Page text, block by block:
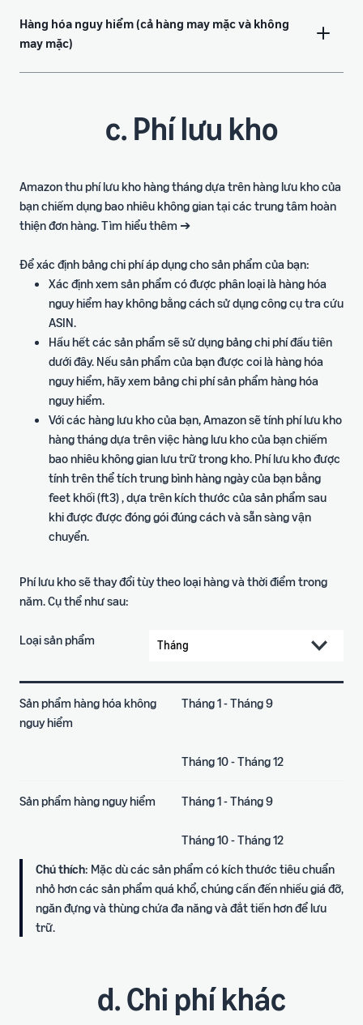
Hàng hóa nguy hiểm (cả hàng may mặc và không
may mặc)
c. Phí lưu kho
Amazon thu phí lưu kho hàng tháng dựa trên hàng lưu kho của
bạn chiếm dụng bao nhiêu không gian tại các trung tâm hoàn
thiện đơn hàng. Tìm hiểu thêm ➔
Để xác định bảng chi phí áp dụng cho sản phẩm của bạn:
Xác định xem sản phẩm có được phân loại là hàng hóa
nguy hiểm hay không bằng cách sử dụng công cụ tra cứu
ASIN.
Hầu hết các sản phẩm sẽ sử dụng bảng chi phí đầu tiên
dưới đây. Nếu sản phẩm của bạn được coi là hàng hóa
nguy hiểm, hãy xem bảng chi phí sản phẩm hàng hóa
nguy hiểm.
Với các hàng lưu kho của bạn, Amazon sẽ tính phí lưu kho
hàng tháng dựa trên việc hàng lưu kho của bạn chiếm
bao nhiêu không gian lưu trữ trong kho. Phí lưu kho được
tính trên thể tích trung bình hàng ngày của bạn bằng
feet khối (ft3) , dựa trên kích thước của sản phẩm sau
khi được được đóng gói đúng cách và sẵn sàng vận
chuyển.
Phí lưu kho sẽ thay đổi tùy theo loại hàng và thời điểm trong
năm. Cụ thể như sau:
Loại sản phẩm
Sản phẩm hàng hóa không
nguy hiểm
Tháng 1 - Tháng 9
Tháng 10 - Tháng 12
Sản phẩm hàng nguy hiểm Tháng 1 - Tháng 9
Tháng 10 - Tháng 12
Chú thích: Mặc dù các sản phẩm có kích thước tiêu chuẩn
nhỏ hơn các sản phẩm quá khổ, chúng cần đến nhiều giá đỡ,
ngăn đựng và thùng chứa đa năng và đắt tiền hơn để lưu
trữ.
d. Chi phí khác